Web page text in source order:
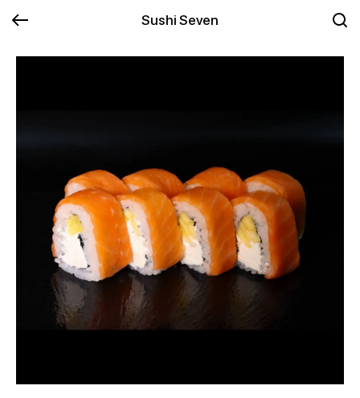
Sushi Seven